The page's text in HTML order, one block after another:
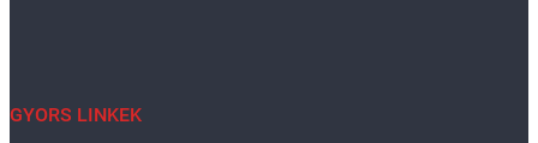
GYORS LINKEK